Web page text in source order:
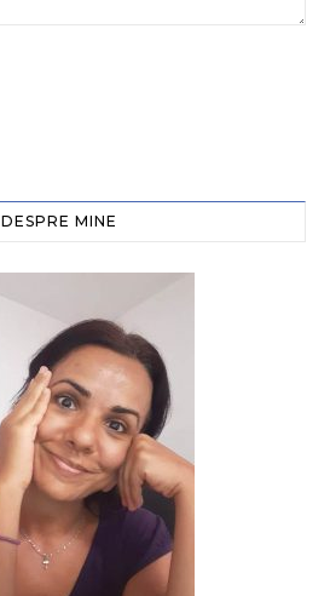
DESPRE MINE